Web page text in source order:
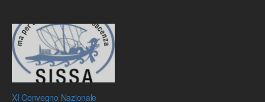
XI Convegno Nazionale